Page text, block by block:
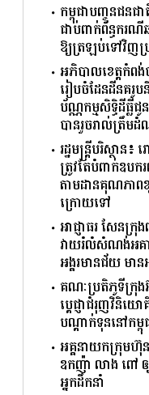
កម្ពុជាបញ្ចូនជនជ
ជាប់ពាក់ព័ន្ធក
ឱ្យត្រឡប់ទៅវិញប្
អភិបាលខេត្តកំពង់
រៀបចំដែនដីនគរូប
ប័ណ្ណកម្មសិទ្ធិដីធ្លីជូ
បានរួចរាល់ត្រឹមដំ
រដ្ឋមន្រ្តីបរិស្ថាន
ត្រូវតែបំពាក់ឧប
តាមដានគុណភាពខ្
ក្រោយទៅ
អាជ្ញាធរ សែនក្រុ
វាយរំលំសំណង់អគ
អង្គរមានជ័យ មា
គណៈប្រតិភូទីក្រុង
ប្តេជ្ញាជំរុញវិនិយ
បណ្តាក់ទុននៅកម្ពុ
អគ្គនាយកក្រុមហ៊ុ
ឧកញ៉ា លាង ពៅ
អ្នកដឹកនាំ